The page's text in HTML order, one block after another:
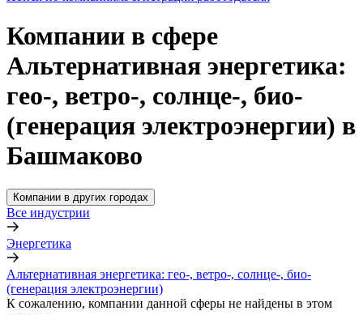
Компании в сфере
Альтернативная энергетика:
гео-, ветро-, солнце-, био-
(генерация электроэнергии) в
Башмаково
Компании в других городах
Все индустрии
Энергетика
Альтернативная энергетика: гео-, ветро-, солнце-, био-
(генерация электроэнергии)
К сожалению, компании данной сферы не найдены в этом